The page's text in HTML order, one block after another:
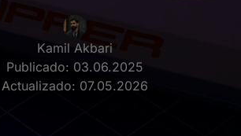
Kamil Akbari
Publicado: 03.06.2025
Actualizado: 07.05.2026